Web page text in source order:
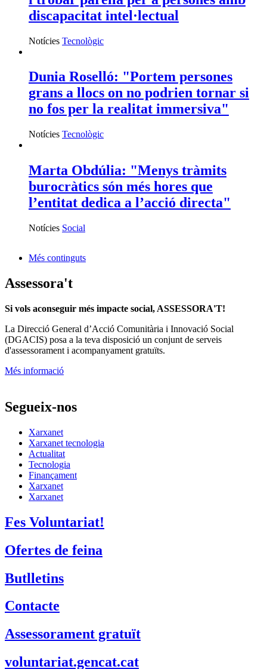
discapacitat intel·lectual
Notícies Tecnològic
Dunia Roselló: "Portem persones
grans a llocs on no podrien tornar si
no fos per la realitat immersiva"
Notícies Tecnològic
Marta Obdúlia: "Menys tràmits
burocràtics són més hores que
l’entitat dedica a l’acció directa"
Notícies Social
Més continguts
Assessora't
Si vols aconseguir més impacte social, ASSESSORA'T!
La Direcció General d’Acció Comunitària i Innovació Social
(DGACIS) posa a la teva disposició un conjunt de serveis
d'assessorament i acompanyament gratuïts.
Més informació
Segueix-nos
Xarxanet
Xarxanet tecnologia
Actualitat
Tecnologia
Finançament
Xarxanet
Xarxanet
Fes Voluntariat!
Ofertes de feina
Butlletins
Contacte
Assessorament gratuït
voluntariat.gencat.cat